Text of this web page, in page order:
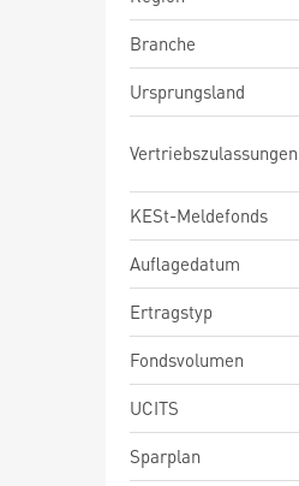
Branche
Ursprungsland
Vertriebszulassungen
KESt-Meldefonds
Auflagedatum
Ertragstyp
Fondsvolumen
UCITS
Sparplan